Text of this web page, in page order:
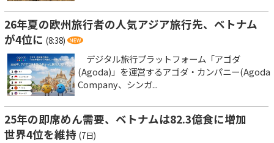
26年夏の欧州旅行者の人気アジア旅行先、ベトナム
が4位に (8:38)
デジタル旅行プラットフォーム「アゴダ
(Agoda)」を運営するアゴダ・カンパニー(Agoda
Company、シンガ...
25年の即席めん需要、ベトナムは82.3億食に増加
世界4位を維持 (7日)